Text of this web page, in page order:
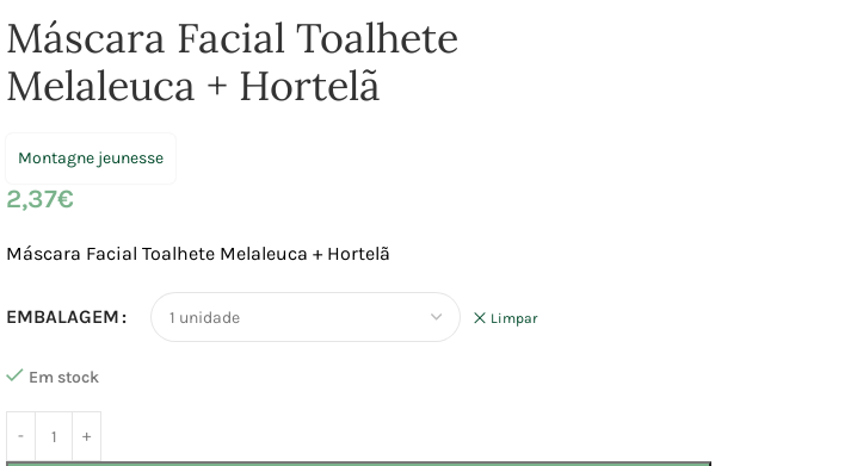
Máscara Facial Toalhete
Melaleuca + Hortelã
Montagne jeunesse
2,37€
Máscara Facial Toalhete Melaleuca + Hortelã
EMBALAGEM Limpar
Em stock